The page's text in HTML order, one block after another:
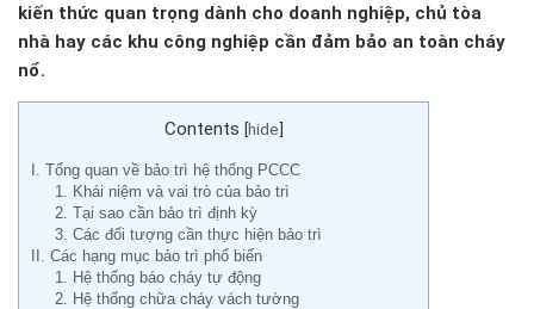
kiến thức quan trọng dành cho doanh nghiệp, chủ tòa
nhà hay các khu công nghiệp cần đảm bảo an toàn cháy
nổ.
Contents [hide]
I. Tổng quan về bảo trì hệ thống PCCC
1. Khái niệm và vai trò của bảo trì
2. Tại sao cần bảo trì định kỳ
3. Các đối tượng cần thực hiện bảo trì
II. Các hạng mục bảo trì phổ biến
1. Hệ thống báo cháy tự động
2. Hệ thống chữa cháy vách tường